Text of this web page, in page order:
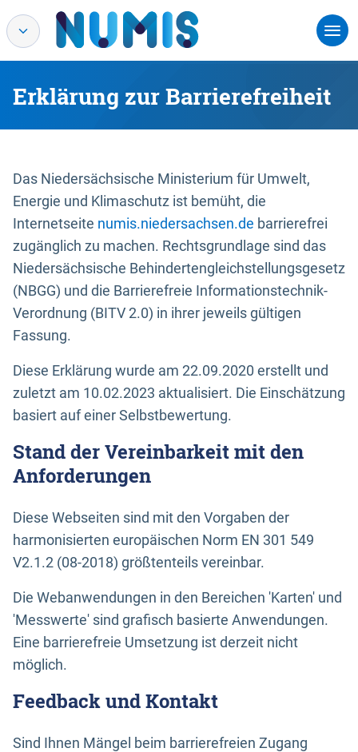
Erklärung zur Barrierefreiheit
Das Niedersächsische Ministerium für Umwelt,
Energie und Klimaschutz ist bemüht, die
Internetseite numis.niedersachsen.de barrierefrei
zugänglich zu machen. Rechtsgrundlage sind das
Niedersächsische Behindertengleichstellungsgesetz
(NBGG) und die Barrierefreie Informationstechnik-
Verordnung (BITV 2.0) in ihrer jeweils gültigen
Fassung.
Diese Erklärung wurde am 22.09.2020 erstellt und
zuletzt am 10.02.2023 aktualisiert. Die Einschätzung
basiert auf einer Selbstbewertung.
Stand der Vereinbarkeit mit den
Anforderungen
Diese Webseiten sind mit den Vorgaben der
harmonisierten europäischen Norm EN 301 549
V2.1.2 (08-2018) größtenteils vereinbar.
Die Webanwendungen in den Bereichen 'Karten' und
'Messwerte' sind grafisch basierte Anwendungen.
Eine barrierefreie Umsetzung ist derzeit nicht
möglich.
Feedback und Kontakt
Sind Ihnen Mängel beim barrierefreien Zugang